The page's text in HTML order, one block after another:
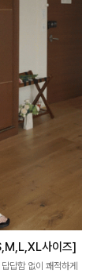
사이즈]
답함 없이 쾌적하게